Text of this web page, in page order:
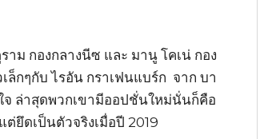
าม กองกลางนีซ และ มานู โคเน่ กอง
กๆกับ ไรอัน กราเฟนแบร์ก จาก บา
จ ล่าสุดพวกเขามีออปชั่นใหม่นั่นก็คือ
ยึดเป็นตัวจริงเมื่อปี 2019